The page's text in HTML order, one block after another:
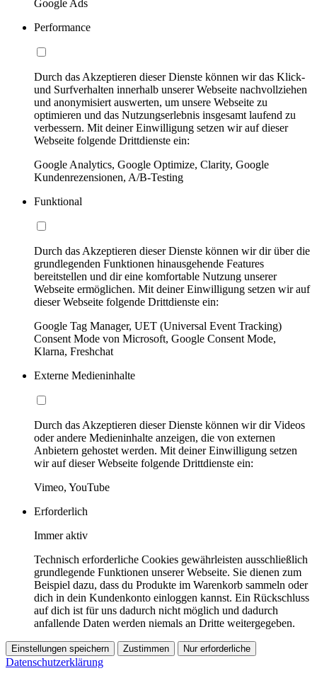
Google Ads
Performance
Durch das Akzeptieren dieser Dienste können wir das Klick-
und Surfverhalten innerhalb unserer Webseite nachvollziehen
und anonymisiert auswerten, um unsere Webseite zu
optimieren und das Nutzungserlebnis insgesamt laufend zu
verbessern. Mit deiner Einwilligung setzen wir auf dieser
Webseite folgende Drittdienste ein:
Google Analytics, Google Optimize, Clarity, Google
Kundenrezensionen, A/B-Testing
Funktional
Durch das Akzeptieren dieser Dienste können wir dir über die
grundlegenden Funktionen hinausgehende Features
bereitstellen und dir eine komfortable Nutzung unserer
Webseite ermöglichen. Mit deiner Einwilligung setzen wir auf
dieser Webseite folgende Drittdienste ein:
Google Tag Manager, UET (Universal Event Tracking)
Consent Mode von Microsoft, Google Consent Mode,
Klarna, Freshchat
Externe Medieninhalte
Durch das Akzeptieren dieser Dienste können wir dir Videos
oder andere Medieninhalte anzeigen, die von externen
Anbietern gehostet werden. Mit deiner Einwilligung setzen
wir auf dieser Webseite folgende Drittdienste ein:
Vimeo, YouTube
Erforderlich
Immer aktiv
Technisch erforderliche Cookies gewährleisten ausschließlich
grundlegende Funktionen unserer Webseite. Sie dienen zum
Beispiel dazu, dass du Produkte im Warenkorb sammeln oder
dich in dein Kundenkonto einloggen kannst. Ein Rückschluss
auf dich ist für uns dadurch nicht möglich und dadurch
anfallende Daten werden niemals an Dritte weitergegeben.
Einstellungen speichern Zustimmen Nur erforderliche
Datenschutzerklärung